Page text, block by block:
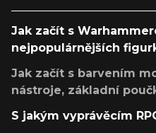
Jak začít s
nejpopulárnějších
Jak začít s barvením
nástroje, základní
S jakým vyprávěcím